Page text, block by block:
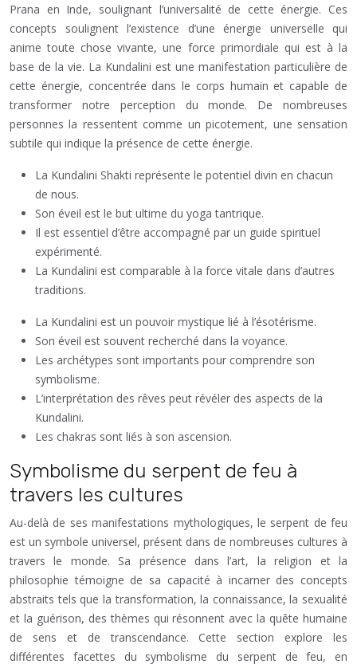
Prana en Inde, soulignant l’universalité de cette énergie. Ces
concepts soulignent l’existence d’une énergie universelle qui
anime toute chose vivante, une force primordiale qui est à la
base de la vie. La Kundalini est une manifestation particulière de
cette énergie, concentrée dans le corps humain et capable de
transformer notre perception du monde. De nombreuses
personnes la ressentent comme un picotement, une sensation
subtile qui indique la présence de cette énergie.
La Kundalini Shakti représente le potentiel divin en chacun
de nous.
Son éveil est le but ultime du yoga tantrique.
Il est essentiel d’être accompagné par un guide spirituel
expérimenté.
La Kundalini est comparable à la force vitale dans d’autres
traditions.
La Kundalini est un pouvoir mystique lié à l’ésotérisme.
Son éveil est souvent recherché dans la voyance.
Les archétypes sont importants pour comprendre son
symbolisme.
L’interprétation des rêves peut révéler des aspects de la
Kundalini.
Les chakras sont liés à son ascension.
Symbolisme du serpent de feu à
travers les cultures
Au-delà de ses manifestations mythologiques, le serpent de feu
est un symbole universel, présent dans de nombreuses cultures à
travers le monde. Sa présence dans l’art, la religion et la
philosophie témoigne de sa capacité à incarner des concepts
abstraits tels que la transformation, la connaissance, la sexualité
et la guérison, des thèmes qui résonnent avec la quête humaine
de sens et de transcendance. Cette section explore les
différentes facettes du symbolisme du serpent de feu, en